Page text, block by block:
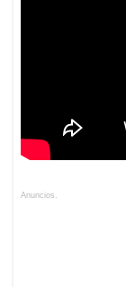
Anuncios.